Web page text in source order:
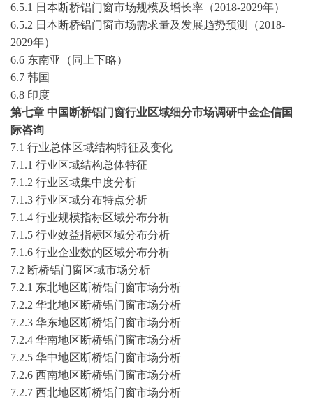
6.5.1 日本断桥铝门窗市场规模及增长率（2018-2029年）
6.5.2 日本断桥铝门窗市场需求量及发展趋势预测（2018-
2029年）
6.6 东南亚（同上下略）
6.7 韩国
6.8 印度
第七章 中国 断桥铝门窗行业区域细分市场调研中金企信国
际咨询
7.1 行业总体区域结构特征及变化
7.1.1 行业区域结构总体特征
7.1.2 行业区域集中度分析
7.1.3 行业区域分布特点分析
7.1.4 行业规模指标区域分布分析
7.1.5 行业效益指标区域分布分析
7.1.6 行业企业数的区域分布分析
7.2 断桥铝门窗区域市场分析
7.2.1 东北地区断桥铝门窗市场分析
7.2.2 华北地区断桥铝门窗市场分析
7.2.3 华东地区断桥铝门窗市场分析
7.2.4 华南地区断桥铝门窗市场分析
7.2.5 华中地区断桥铝门窗市场分析
7.2.6 西南地区断桥铝门窗市场分析
7.2.7 西北地区断桥铝门窗市场分析